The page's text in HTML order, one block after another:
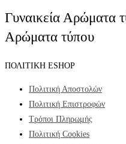
Γυναικεία Αρώματα
Αρώματα τύπου
ΠΟΛΙΤΙΚΗ ESHOP
Πολιτική Αποστολών
Πολιτική Επιστροφών
Τρόποι Πληρωμής
Πολιτική Cookies